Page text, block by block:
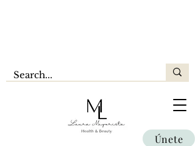
Únete